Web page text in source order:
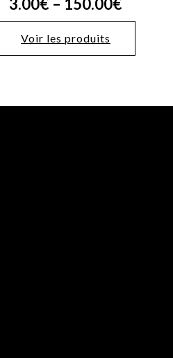
3.00€ – 150.00€
Voir les produits